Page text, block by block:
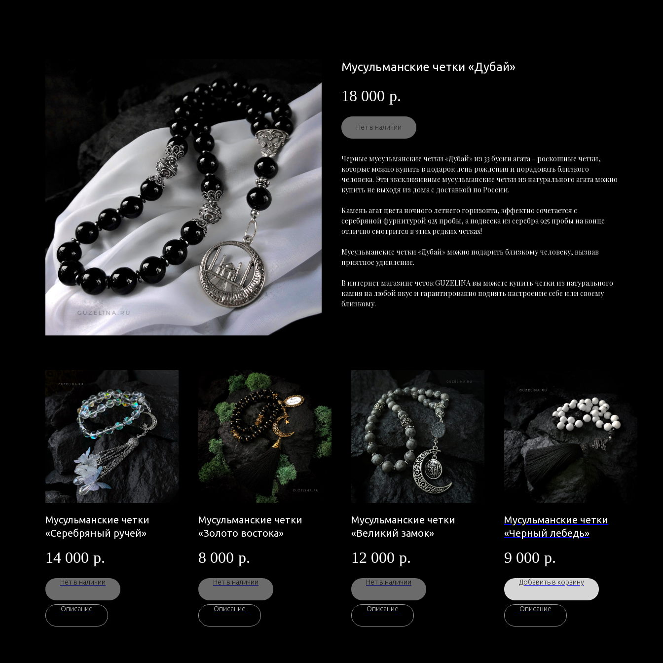
Мусульманские четки «Дубай»
18 000 р.
Нет в наличии
Черные мусульманские четки «Дубай» из 33 бусин агата – роскошные четки,
которые можно купить в подарок день рождения и порадовать близкого
человека. Эти эксклюзивные мусульманские четки из натурального агата можно
купить не выходя из дома с доставкой по России.
Камень агат цвета ночного летнего горизонта, эффектно сочетается с
серебряной фурнитурой 925 пробы, а подвеска из серебра 925 пробы на конце
отлично смотрится в этих редких четках!
Мусульманские четки «Дубай» можно подарить близкому человеку, вызвав
приятное удивление.
В интернет магазине четок GUZELINA вы можете купить четки из натурального
камня на любой вкус и гарантированно поднять настроение себе или своему
близкому.
Мусульманские четки
«Серебряный ручей»
14 000 р.
Нет в наличии
Описание
Мусульманские четки
«Золото востока»
8 000 р.
Нет в наличии
Описание
Мусульманские четки
«Великий замок»
12 000 р.
Нет в наличии
Описание
Мусульманские четки
«Черный лебедь»
9 000 р.
Добавить в корзину
Описание